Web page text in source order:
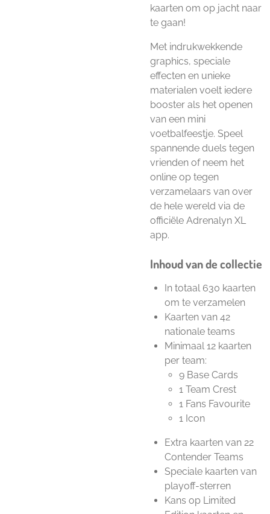
kaarten om op jacht naar
te gaan!
Met indrukwekkende
graphics, speciale
effecten en unieke
materialen voelt iedere
booster als het openen
van een mini
voetbalfeestje. Speel
spannende duels tegen
vrienden of neem het
online op tegen
verzamelaars van over
de hele wereld via de
officiële Adrenalyn XL
app.
Inhoud van de collectie
In totaal 630 kaarten
om te verzamelen
Kaarten van 42
nationale teams
Minimaal 12 kaarten
per team:
9 Base Cards
1 Team Crest
1 Fans Favourite
1 Icon
Extra kaarten van 22
Contender Teams
Speciale kaarten van
playoff-sterren
Kans op Limited